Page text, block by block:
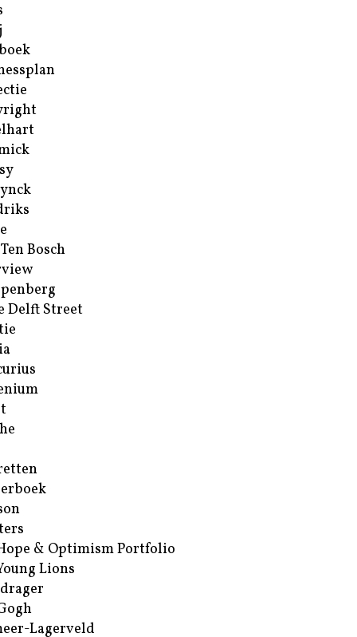
Bosch
Delft Street
& Optimism Portfolio
Lions
Lagerveld